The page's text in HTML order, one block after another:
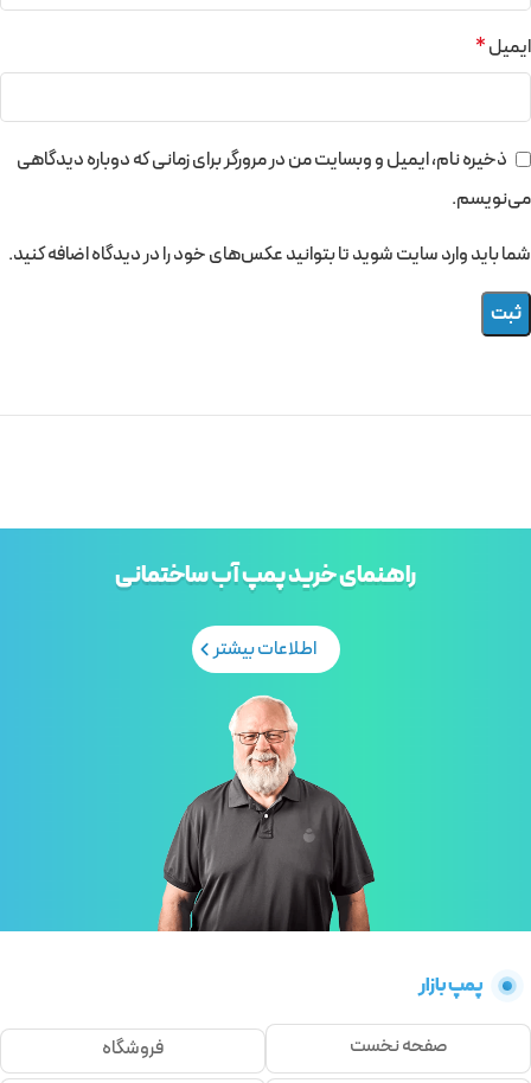
ایمیل*
ذخیره نام، ایمیل و وبسایت من در مرورگر برای زمانی که دوباره دیدگاهی
می‌نویسم.
شما باید وارد سایت شوید تا بتوانید عکس‌های خود را در دیدگاه اضافه کنید.
راهنمای خرید پمپ آب ساختمانی
اطلاعات بیشتر
پمپ بازار
صفحه نخست
فروشگاه